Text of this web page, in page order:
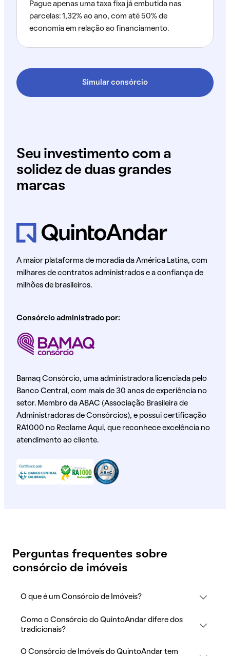
Pague apenas uma taxa fixa já embutida nas
parcelas: 1,32% ao ano, com até 50% de
economia em relação ao financiamento.
Simular consórcio
Seu investimento com a
solidez de duas grandes
marcas
A maior plataforma de moradia da América Latina, com
milhares de contratos administrados e a confiança de
milhões de brasileiros.
Consórcio administrado por:
Bamaq Consórcio, uma administradora licenciada pelo
Banco Central, com mais de 30 anos de experiência no
setor. Membro da ABAC (Associação Brasileira de
Administradoras de Consórcios), e possui certificação
RA1000 no Reclame Aqui, que reconhece excelência no
atendimento ao cliente.
Perguntas frequentes sobre
consórcio de imóveis
O que é um Consórcio de Imóveis?
Como o Consórcio do QuintoAndar difere dos
tradicionais?
O Consórcio de Imóveis do QuintoAndar tem